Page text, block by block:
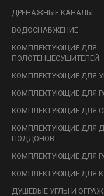
ДРЕНАЖНЫЕ КАНАЛЫ
ВОДОСНАБЖЕНИЕ
КОМПЛЕКТУЮЩИЕ ДЛЯ
ПОЛОТЕНЦЕСУШИТЕЛЕЙ
КОМПЛЕКТУЮЩИЕ ДЛЯ
КОМПЛЕКТУЮЩИЕ ДЛЯ
КОМПЛЕКТУЮЩИЕ ДЛЯ
КОМПЛЕКТУЮЩИЕ ДЛЯ
ПОДДОНОВ
КОМПЛЕКТУЮЩИЕ ДЛЯ
КОМПЛЕКТУЮЩИЕ ДЛЯ
ДУШЕВЫЕ УГЛЫ И